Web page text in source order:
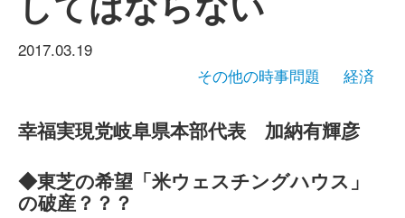
2017.03.19
その他の時事問題
経済
幸福実現党岐阜県本部代表 加納有輝彦
◆東芝の希望「米ウェスチングハウス」
の破産？？？